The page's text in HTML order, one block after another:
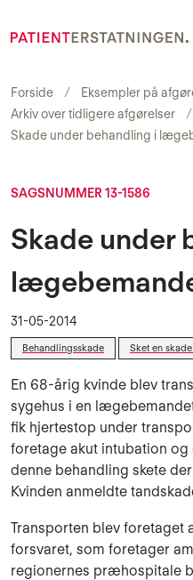
Forside
Eksempler på
Arkiv over tidligere afgørelser
Skade under behandling i
SAGSNUMMER 13-1586
Skade under
31-05-2014
Behandlingsskade Sket en skade
En 68-årig kvinde blev
sygehus i en
fik hjertestop under
foretage akut intubation
denne behandling skete
Kvinden anmeldte
Transporten blev foretaget
forsvaret, som foretager
regionernes præhospitale